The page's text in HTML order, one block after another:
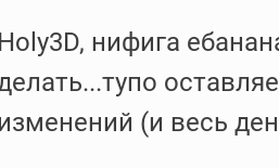
Holy3D, нифига
(и весь